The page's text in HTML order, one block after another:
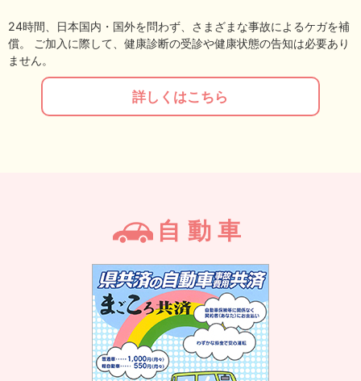
24時間、日本国内・国外を問わず、さまざまな事故によるケガを補
償。 ご加入に際して、健康診断の受診や健康状態の告知は必要あり
ません。
詳しくはこちら
自動車